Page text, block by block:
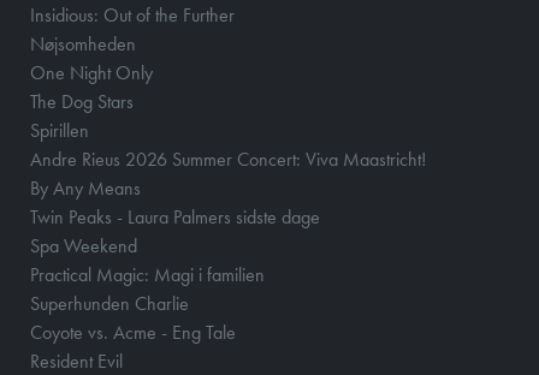
Insidious: Out of the Further
Nøjsomheden
One Night Only
The Dog Stars
Spirillen
Andre Rieus 2026 Summer Concert: Viva Maastricht!
By Any Means
Twin Peaks - Laura Palmers sidste dage
Spa Weekend
Practical Magic: Magi i familien
Superhunden Charlie
Coyote vs. Acme - Eng Tale
Resident Evil